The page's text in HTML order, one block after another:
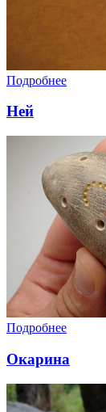
Подробнее
Ней
Подробнее
Окарина